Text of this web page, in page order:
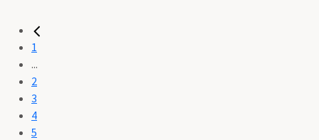
1
...
2
3
4
5